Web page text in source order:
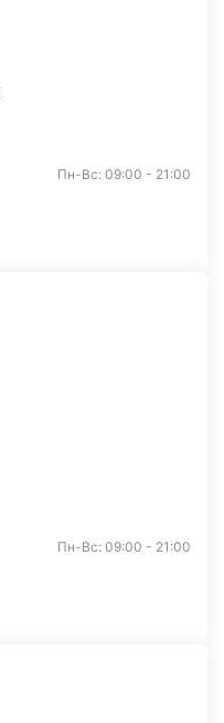
Пн-Вс: 09:00 - 21:00
Пн-Вс: 09:00 - 21:00